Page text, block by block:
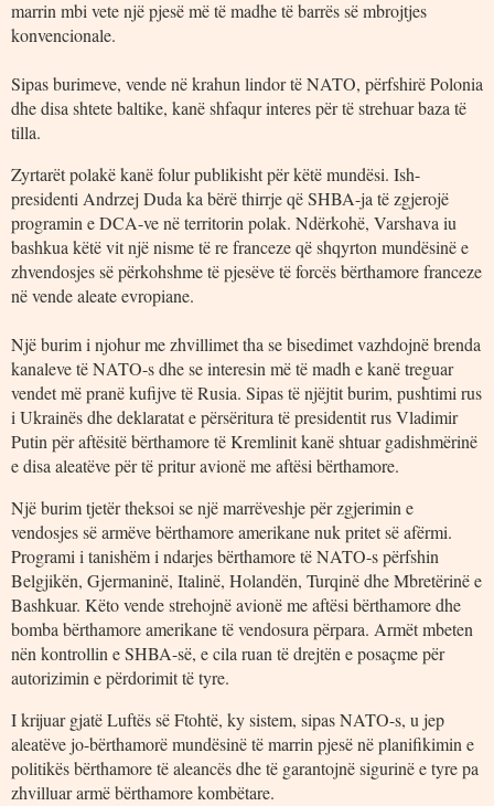
marrin mbi vete një pjesë më të madhe të barrës së mbrojtjes
konvencionale.
Sipas burimeve, vende në krahun lindor të NATO, përfshirë Polonia
dhe disa shtete baltike, kanë shfaqur interes për të strehuar baza të
tilla.
Zyrtarët polakë kanë folur publikisht për këtë mundësi. Ish-
presidenti Andrzej Duda ka bërë thirrje që SHBA-ja të zgjerojë
programin e DCA-ve në territorin polak. Ndërkohë, Varshava iu
bashkua këtë vit një nisme të re franceze që shqyrton mundësinë e
zhvendosjes së përkohshme të pjesëve të forcës bërthamore franceze
në vende aleate evropiane.
Një burim i njohur me zhvillimet tha se bisedimet vazhdojnë brenda
kanaleve të NATO-s dhe se interesin më të madh e kanë treguar
vendet më pranë kufijve të Rusia. Sipas të njëjtit burim, pushtimi rus
i Ukrainës dhe deklaratat e përsëritura të presidentit rus Vladimir
Putin për aftësitë bërthamore të Kremlinit kanë shtuar gadishmërinë
e disa aleatëve për të pritur avionë me aftësi bërthamore.
Një burim tjetër theksoi se një marrëveshje për zgjerimin e
vendosjes së armëve bërthamore amerikane nuk pritet së afërmi.
Programi i tanishëm i ndarjes bërthamore të NATO-s përfshin
Belgjikën, Gjermaninë, Italinë, Holandën, Turqinë dhe Mbretërinë e
Bashkuar. Këto vende strehojnë avionë me aftësi bërthamore dhe
bomba bërthamore amerikane të vendosura përpara. Armët mbeten
nën kontrollin e SHBA-së, e cila ruan të drejtën e posaçme për
autorizimin e përdorimit të tyre.
I krijuar gjatë Luftës së Ftohtë, ky sistem, sipas NATO-s, u jep
aleatëve jo-bërthamorë mundësinë të marrin pjesë në planifikimin e
politikës bërthamore të aleancës dhe të garantojnë sigurinë e tyre pa
zhvilluar armë bërthamore kombëtare.